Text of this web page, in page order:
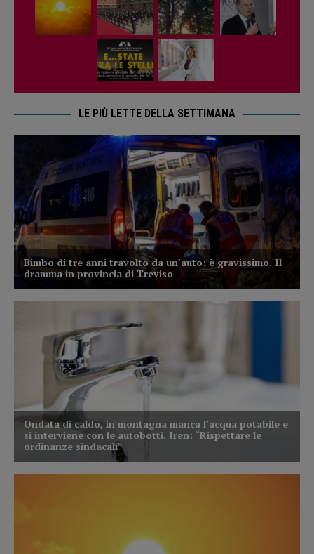
LE PIÙ LETTE DELLA SETTIMANA